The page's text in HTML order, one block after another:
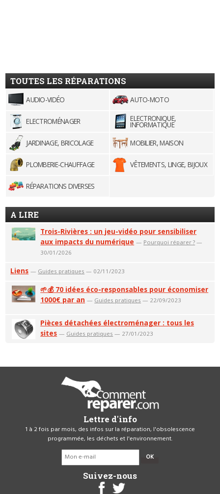
TOUTES LES RÉPARATIONS
AUDIO-VIDÉO AUTO-MOTO
ELECTROMÉNAGER ELECTRONIQUE,
INFORMATIQUE
JARDINAGE, BRICOLAGE
MOBILIER, MAISON
PLOMBERIE-CHAUFFAGE VÊTEMENTS, LINGE, BIJOUX
RÉPARATIONS DIVERSES
A LIRE
Trois-Rivières : un jeu-vidéo pour sensibiliser
aux impacts du numérique — Pourquoi réparer ? —
30/01/2026
Liens — Guides pratiques — 02/11/2023
🌱💰 70 idées éco-responsables pour économiser
1000€ par an — Guides pratiques — 22/09/2023
Pièces détachées électroménager : tous les
sites — Guides pratiques — 27/01/2023
Lettre d'info
1 à 2 fois par mois, des infos sur la réparation, l'obsolescence
programmée, les déchets et l'environnement.
OK
Suivez-nous